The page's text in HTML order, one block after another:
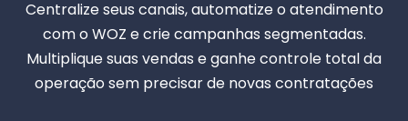
Centralize seus canais, automatize o atendimento
com o WOZ e crie campanhas segmentadas.
Multiplique suas vendas e ganhe controle total da
operação sem precisar de novas contratações